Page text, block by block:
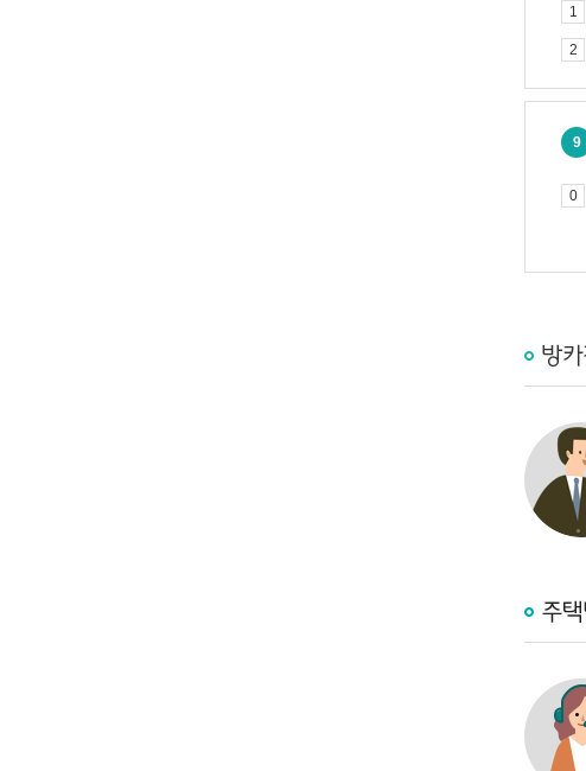
1
2
9
0